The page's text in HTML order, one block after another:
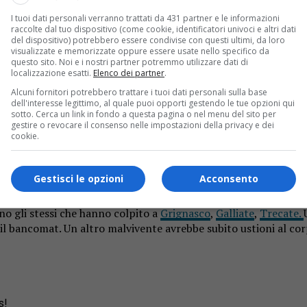
nel Torinese.
stato fatto esplodere un bancomat, il forte boato ha
rinvenute accanto al bancomat delle tracce di sangue.
gli stessi che hanno colpito aGrignasco,Galliate,Trecate.
Un altro malvivente avrebbe subito ustioni al
I tuoi dati personali verranno trattati da 431 partner e le informazioni
raccolte dal tuo dispositivo (come cookie, identificatori univoci e altri dati
del dispositivo) potrebbero essere condivise con questi ultimi, da loro
visualizzate e memorizzate oppure essere usate nello specifico da
questo sito. Noi e i nostri partner potremmo utilizzare dati di
localizzazione esatti. Elenco dei partner.
Alcuni fornitori potrebbero trattare i tuoi dati personali sulla base
dell'interesse legittimo, al quale puoi opporti gestendo le tue opzioni qui
sotto. Cerca un link in fondo a questa pagina o nel menu del sito per
gestire o revocare il consenso nelle impostazioni della privacy e dei
cookie.
Acconsento
Gestisci le opzioni